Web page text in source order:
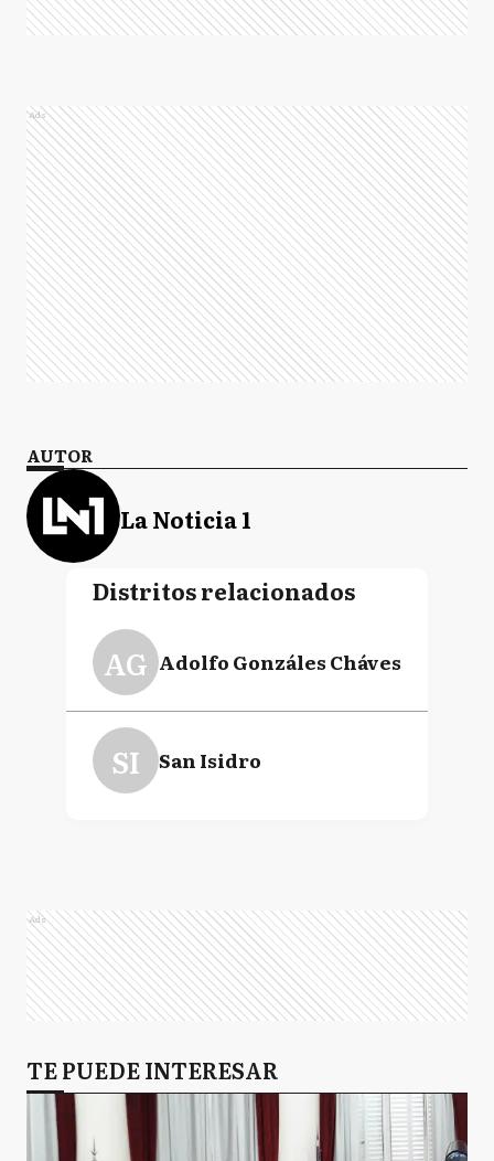
Ads
AUTOR
La Noticia 1
Distritos relacionados
AG Adolfo Gonzáles Cháves
SI San Isidro
Ads
TE PUEDE INTERESAR